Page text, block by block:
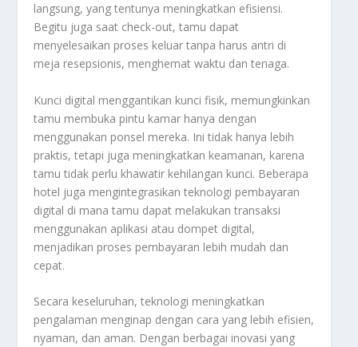
langsung, yang tentunya meningkatkan efisiensi.
Begitu juga saat check-out, tamu dapat
menyelesaikan proses keluar tanpa harus antri di
meja resepsionis, menghemat waktu dan tenaga.
Kunci digital menggantikan kunci fisik, memungkinkan
tamu membuka pintu kamar hanya dengan
menggunakan ponsel mereka. Ini tidak hanya lebih
praktis, tetapi juga meningkatkan keamanan, karena
tamu tidak perlu khawatir kehilangan kunci. Beberapa
hotel juga mengintegrasikan teknologi pembayaran
digital di mana tamu dapat melakukan transaksi
menggunakan aplikasi atau dompet digital,
menjadikan proses pembayaran lebih mudah dan
cepat.
Secara keseluruhan, teknologi meningkatkan
pengalaman menginap dengan cara yang lebih efisien,
nyaman, dan aman. Dengan berbagai inovasi yang